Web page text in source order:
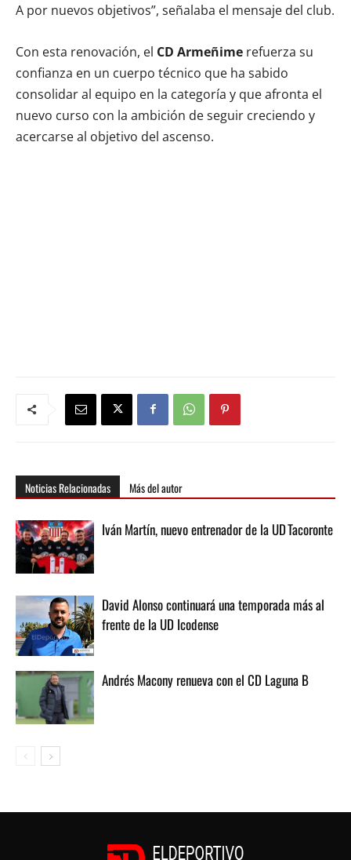
A por nuevos objetivos”, señalaba el mensaje del club.
Con esta renovación, el CD Armeñime refuerza su
confianza en un cuerpo técnico que ha sabido
consolidar al equipo en la categoría y que afronta el
nuevo curso con la ambición de seguir creciendo y
acercarse al objetivo del ascenso.
Noticias Relacionadas Más del autor
Iván Martín, nuevo entrenador de la UD Tacoronte
David Alonso continuará una temporada más al
frente de la UD Icodense
Andrés Macony renueva con el CD Laguna B